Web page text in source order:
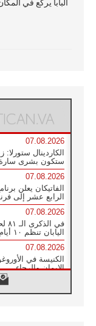
البابا يركع في
07.08.2026
الكاردينال ستورلا:
ستكون بشرى سارة
07.08.2026
الفاتيكان يعلن
الرابع عشر إلى
07.08.2026
اليابان تنظم ١٠ أيام للصلاة على نية السلام
07.08.2026
الكنيسة في
الإيمان والرجاء
الاجتماع الشهري